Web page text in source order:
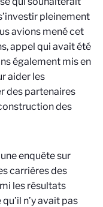
pleinement
avions mené cet
appel qui avait été
également mis en
aider les
des partenaires
des
enquête sur
carrières des
les résultats
n’y avait pas